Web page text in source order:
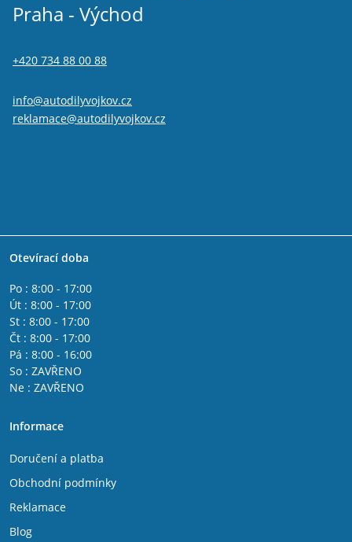
Praha - Východ
+420 734 88 00 88
info@autodilyvojkov.cz
reklamace@autodilyvojkov.cz
Otevírací doba
Po : 8:00 - 17:00
Út : 8:00 - 17:00
St : 8:00 - 17:00
Čt : 8:00 - 17:00
Pá : 8:00 - 16:00
So : ZAVŘENO
Ne : ZAVŘENO
Informace
Doručení a platba
Obchodní podmínky
Reklamace
Blog